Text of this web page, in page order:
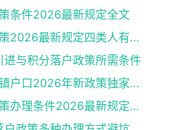
条件2026最新规定全文
北京人才引进落户政策2026最新规定四类人有资格
与积分落户政策所需条件
怎么样办理北京小城镇户口2026年新政策独家解读
北京夫妻投靠落户政策办理条件2026最新规定消息